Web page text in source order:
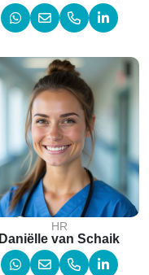
HR
Daniëlle van Schaik